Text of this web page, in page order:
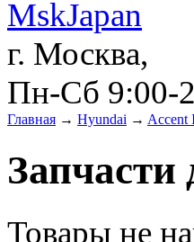
г. Москва,
Пн-Сб 9:00-
Главная → Hyundai → Accent
Товары не